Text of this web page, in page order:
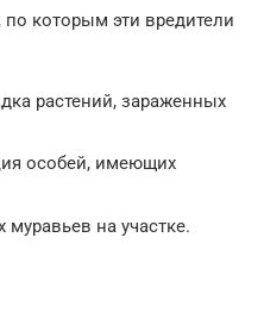
которым эти вредители
растений, зараженных
особей, имеющих
муравьев на участке.